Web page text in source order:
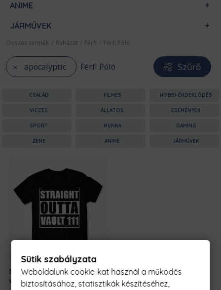
ANIME
JÁRMŰVEK
Összes termék / Ruházat / Férfi / Férfi Póló
apocalyptic Férfi Póló Szűrő
CSALÁD FILMES HOBBI-ÉRDEKLŐDÉS
VICCES ÁLLATOS ESEMÉNYEK
SPORT MUNKA GAMING
ZENE ANIME JÁRMŰVEK
Straight outta
vault 111
5990 Ft-
tól
Sütik szabályzata
Weboldalunk cookie-kat használ a működés
biztosításához, statisztikák készítéséhez,